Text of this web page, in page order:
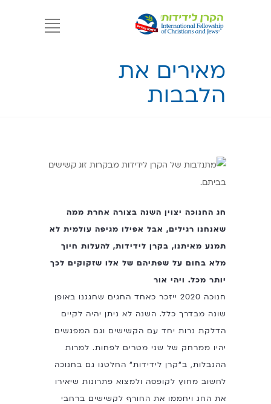
מאירים את
הלבבות
חג החנוכה יצוין השנה בצורה אחרת ממה
שאנחנו רגילים, אבל אפילו מגיפה עולמית לא
תמנע מאיתנו, בקרן לידידות, להעלות חיוך
מלא בחום על שפתיהם של אלו שזקוקים לכך
יותר מכל. ויהי אור
חנוכה 2020 ייזכר כאחד החגים שחגגנו באופן
שונה מבדרך כלל. השנה לא ניתן יהיה לקיים
הדלקת נרות יחד עם הקשישים וגם המפגשים
יהיו ממרחק של שני מטרים לפחות. למרות
ההגבלות, ב"קרן לידידות" החלטנו גם בחנוכה
לחשוב מחוץ לקופסה ולמצוא פתרונות שיאירו
את החג ויחממו את החורף לקשישים ברחבי